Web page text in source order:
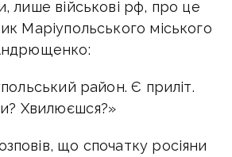
лише військові рф, про це
Маріупольського міського
район. Є приліт.
Хвилюєшся?»
що спочатку росіяни